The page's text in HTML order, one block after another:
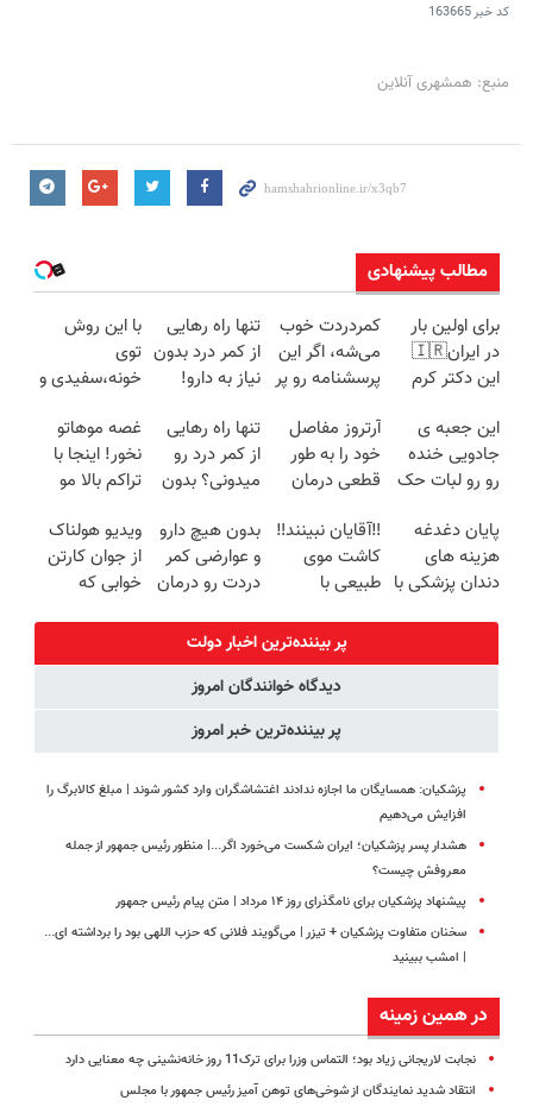
کد خبر163665
منبع: همشهری آنلاین
مطالب پیشنهادی
برای اولین بار
در ایران🇮🇷
این دکتر کرم
روزه ساخت!
کمردردت خوب
می‌شه، اگر این
پرسشنامه رو پر
تنها راه رهایی
از کمر درد بدون
نیاز به دارو!
با این روش
توی
خونه،سفیدی و
برگردون
(40%off)
این جعبه ی
جادویی خنده
رو رو لبات حک
خرید40%تخفیف
آرتروز مفاصل
خود را به طور
قطعی درمان
◗پرسش‌نامه◖
تنها راه رهایی
از کمر درد رو
میدونی؟ بدون
(◂پرسش‌نامه)
غصه موهاتو
نخور! اینجا با
تراکم بالا مو
پرداختش کن
پایان دغدغه
هزینه های
دندان پزشکی با
‼️آقایان نبینند‼️
کاشت موی
طبیعی با
روز دنیا
بدون هیچ دارو
و عوارضی کمر
دردت رو درمان
(پرسش‌نامه)
ویدیو هولناک
از جوان کارتن
خوابی که
پر بیننده‌ترین اخبار دولت
دیدگاه خوانندگان امروز
پر بیننده‌ترین خبر امروز
پزشکیان: همسایگان ما اجازه ندادند اغتشاشگران وارد کشور شوند | مبلغ کالابرگ را
افزایش می‌دهیم
هشدار پسر پزشکیان؛ ایران شکست می‌خورد اگر...| منظور رئیس جمهور از جمله
معروفش چیست؟
پیشنهاد پزشکیان برای نامگذرای روز ۱۴ مرداد | متن پیام رئیس جمهور
سخنان متفاوت پزشکیان + تیزر | می‌گویند فلانی که حزب اللهی بود را برداشته ای...
| امشب ببینید
در همین زمینه
نجابت لاریجانی زیاد بود؛ التماس وزرا برای ترک11 روز خانه‌نشینی چه معنایی دارد
انتقاد شدید نمایندگان از شوخی‌های توهن آمیز رئیس جمهور با مجلس